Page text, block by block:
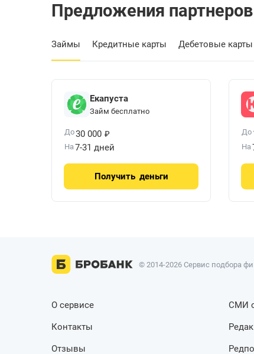
Предложения партнеров
Займы Кредитные карты Дебетовые карты
Екапуста
Займ бесплатно
До30 000 ₽
На7-31 дней
Получить деньги
До
На
© 2014-2026 Сервис подбора
О сервисе
Контакты
Отзывы
СМИ